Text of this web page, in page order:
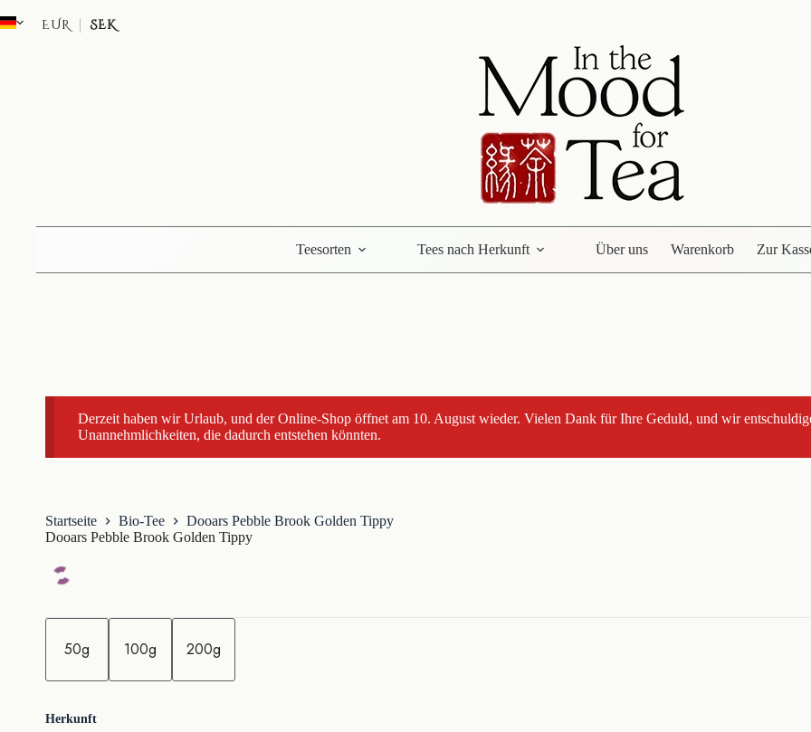
Inhalt
EUR SEK
Teesorten Tees nach Herkunft Über uns Warenkorb Zur
Derzeit haben wir Urlaub, und der Online-Shop öffnet am 10. August wieder. Vielen Dank für Ihre Geduld, und wir
Unannehmlichkeiten, die dadurch entstehen könnten.
Startseite Bio-Tee
Dooars Pebble Brook Golden Tippy
Dooars Pebble Brook Golden Tippy
M
e
50g 100g 200g
Herkunft